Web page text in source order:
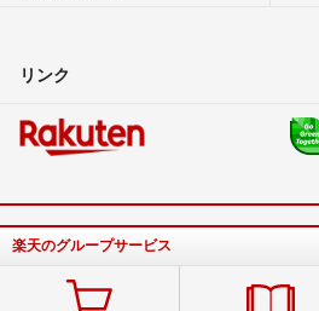
リンク
楽天のグループサービス